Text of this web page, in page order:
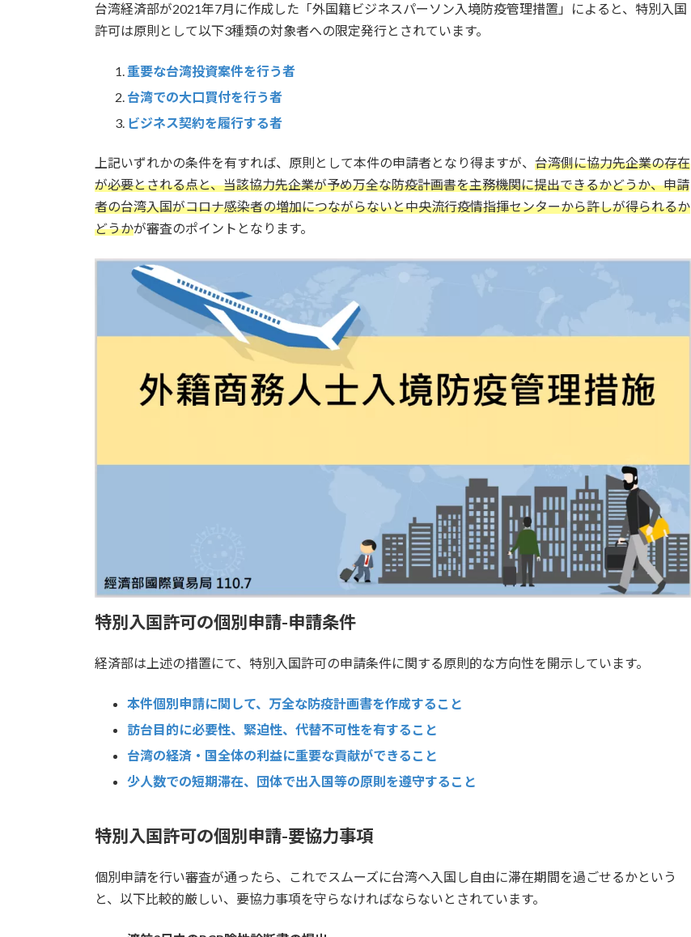
台湾経済部が2021年7月に作成した「外国籍ビジネスパーソン入境防疫管理措置」によると、特別入国
許可は原則として以下3種類の対象者への限定発行とされています。
重要な台湾投資案件を行う者
台湾での大口買付を行う者
ビジネス契約を履行する者
上記いずれかの条件を有すれば、原則として本件の申請者となり得ますが、 台湾側に協力先企業の存在
が必要とされる点と、当該協力先企業が予め万全な防疫計画書を主務機関に提出できるかどうか、申請
者の台湾入国がコロナ感染者の増加につながらないと中央流行疫情指揮センターから許しが得られるか
どうかが審査のポイントとなります。
特別入国許可の個別申請-申請条件
経済部は上述の措置にて、特別入国許可の申請条件に関する原則的な方向性を開示しています。
本件個別申請に関して、万全な防疫計画書を作成すること
訪台目的に必要性、緊迫性、代替不可性を有すること
台湾の経済・国全体の利益に重要な貢献ができること
少人数での短期滞在、団体で出入国等の原則を遵守すること
特別入国許可の個別申請-要協力事項
個別申請を行い審査が通ったら、これでスムーズに台湾へ入国し自由に滞在期間を過ごせるかという
と、以下比較的厳しい、要協力事項を守らなければならないとされています。